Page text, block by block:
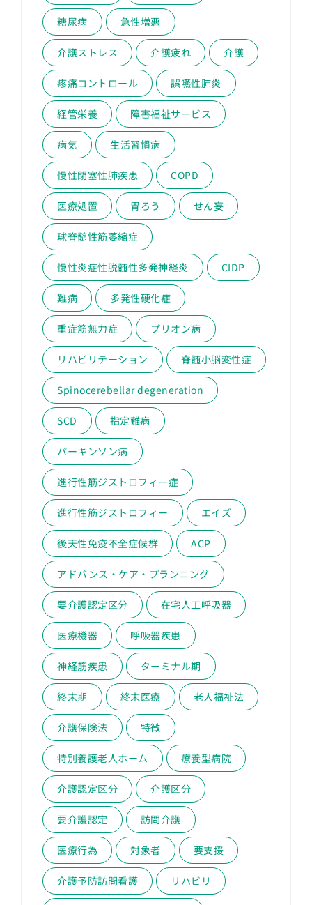
糖尿病 急性増悪
介護ストレス 介護疲れ 介護
疼痛コントロール 誤嚥性肺炎
経管栄養 障害福祉サービス
病気 生活習慣病
慢性閉塞性肺疾患 COPD
医療処置 胃ろう せん妄
球脊髄性筋萎縮症
慢性炎症性脱髄性多発神経炎 CIDP
難病 多発性硬化症
重症筋無力症 プリオン病
リハビリテーション 脊髄小脳変性症
Spinocerebellar degeneration
SCD 指定難病
パーキンソン病
進行性筋ジストロフィー症
進行性筋ジストロフィー エイズ
後天性免疫不全症候群 ACP
アドバンス・ケア・プランニング
要介護認定区分 在宅人工呼吸器
医療機器 呼吸器疾患
神経筋疾患 ターミナル期
終末期 終末医療 老人福祉法
介護保険法 特徴
特別養護老人ホーム 療養型病院
介護認定区分 介護区分
要介護認定 訪問介護
医療行為 対象者 要支援
介護予防訪問看護 リハビリ